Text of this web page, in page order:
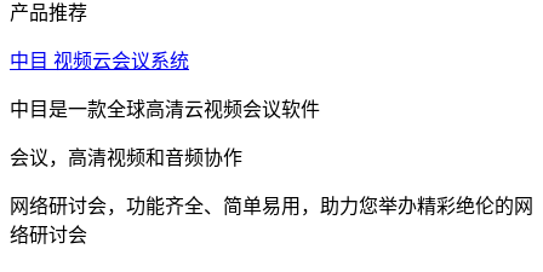
产品推荐
中目 视频云会议系统
中目是一款全球高清云视频会议软件
会议，高清视频和音频协作
网络研讨会，功能齐全、简单易用，助力您举办精彩绝伦的网
络研讨会